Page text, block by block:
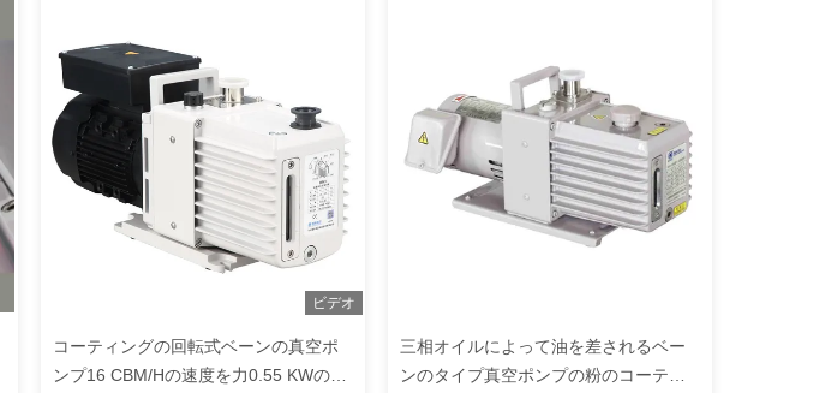
ビデオ
コーティングの回転式ベーンの真空ポ
ンプ16 CBM/Hの速度を力0.55 KWのモ
三相オイルによって油を差されるベー
ンのタイプ真空ポンプの粉のコーティ